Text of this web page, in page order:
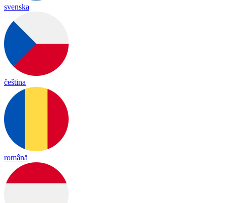
svenska
čeština
română